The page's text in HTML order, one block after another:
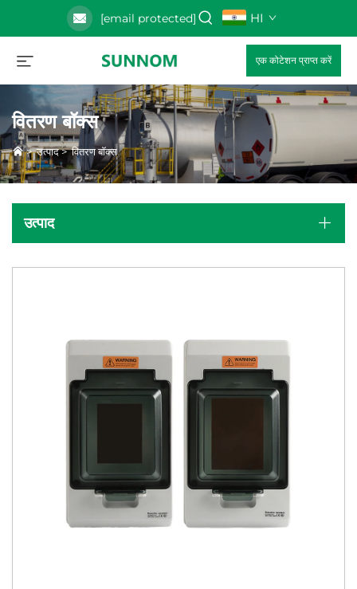
[email protected] HI
एक कोटेशन प्राप्त करें
वितरण बॉक्स
>उत्पाद>वितरण बॉक्स
उत्पाद